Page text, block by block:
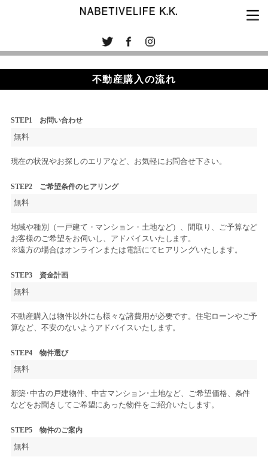
不動産購入の流れ
STEP1 お問い合わせ
無料
現在の状況やお探しのエリアなど、お気軽にお問合せ下さい。
STEP2 ご希望条件のヒアリング
無料
地域や種別（一戸建て・マンション・土地など）、間取り、ご予算など
お客様のご希望をお伺いし、アドバイスいたします。
※遠方の場合はオンラインまたは電話にてヒアリングいたします。
STEP3 資金計画
無料
不動産購入は物件以外にも様々な諸費用が必要です。住宅ローンやご予
算など、不安のないようアドバイスいたします。
STEP4 物件選び
無料
新築･中古の戸建物件、中古マンション･土地など、ご希望価格、条件
などをお聞きしてご希望にあった物件をご紹介いたします。
STEP5 物件のご案内
無料